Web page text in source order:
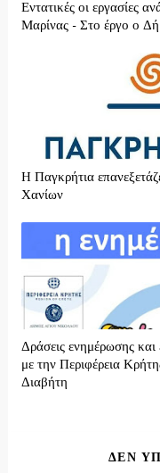
Εντατικές οι εργασίες
Μαρίνας - Στο έργο ο
H Παγκρήτια
Χανίων
Δράσεις ενημέρωσης
με την Περιφέρεια
Διαβήτη
ΔΕΝ